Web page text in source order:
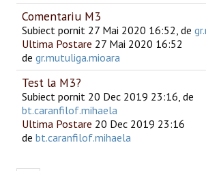
Comentariu M3
Subiect pornit 27 Mai 2020 16:52, de
Ultima Postare 27 Mai 2020 16:52
de gr.mutuliga.mioara
Test la M3?
Subiect pornit 20 Dec 2019 23:16, de
bt.caranfilof.mihaela
Ultima Postare 20 Dec 2019 23:16
de bt.caranfilof.mihaela